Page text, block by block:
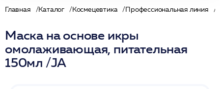
Главная Каталог Космецевтика Профессиональная линия
Маска на основе икры
омолаживающая, питательная
150мл /JA